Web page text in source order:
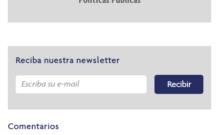
Reciba nuestra newsletter
Recibir
Comentarios